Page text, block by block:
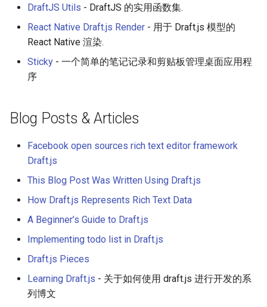
Esolangs
Homematic
Ledger
放弃版权
加密货币工具与算法
Diversity
开源支持者
设计原则
Visual Regression Testing
DraftJS Utils - DraftJS 的实用函数集.
React Native Draft.js Render - 用于 Draft.js 模型的
React Native 渲染.
Sticky - 一个简单的笔记记录和剪贴板管理桌面应用程
序
Blog Posts & Articles
Facebook open sources rich text editor framework
Draft.js
This Blog Post Was Written Using Draft.js
How Draft.js Represents Rich Text Data
A Beginner’s Guide to Draft.js
Implementing todo list in Draft.js
Draft.js Pieces
Learning Draft.js - 关于如何使用 draft.js 进行开发的系
列博文